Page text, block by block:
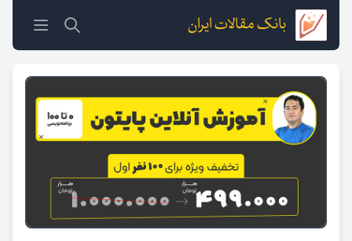
بانک مقالات ایران